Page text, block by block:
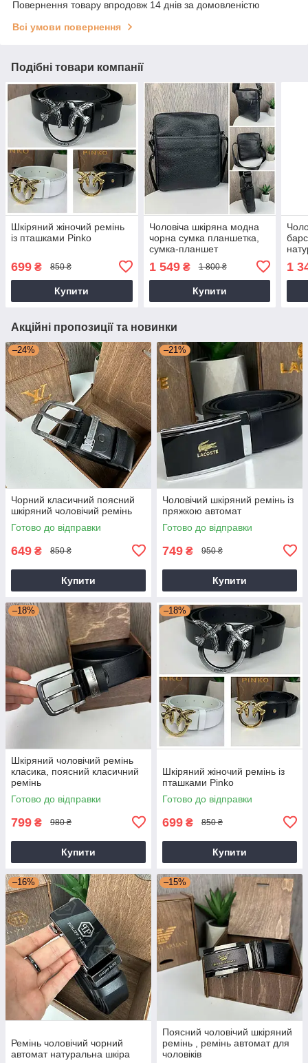
Повернення товару впродовж 14 днів за домовленістю
Всі умови повернення
Подібні товари компанії
Шкіряний жіночий ремінь
із пташками Pinko
699 ₴ 850 ₴
Купити
Чоловіча шкіряна модна
чорна сумка планшетка,
сумка-планшет
месенджер з натуральної
шкіри
1 549₴ 1 800 ₴
Купити
1
Акційні пропозиції та новинки
–24%
Чорний класичний поясний
шкіряний чоловічий ремінь
Готово до відправки
649 ₴ 850 ₴
Купити
–21%
Чоловічий шкіряний ремінь із
пряжкою автомат
Готово до відправки
749 ₴ 950 ₴
Купити
–18%
Шкіряний чоловічий ремінь
класика, поясний класичний
ремінь
Готово до відправки
799 ₴ 980 ₴
Купити
–18%
Шкіряний жіночий ремінь із
пташками Pinko
Готово до відправки
699 ₴ 850 ₴
Купити
–16%
Ремінь чоловічий чорний
автомат натуральна шкіра
–15%
Поясний чоловічий шкіряний
ремінь , ремінь автомат для
чоловіків